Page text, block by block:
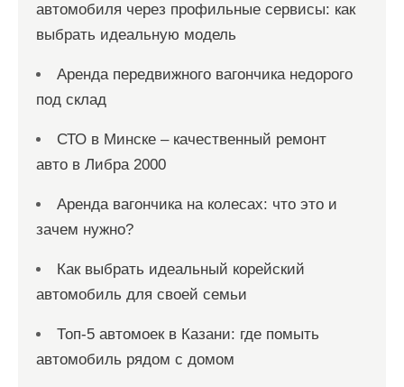
автомобиля через профильные сервисы: как
выбрать идеальную модель
Аренда передвижного вагончика недорого
под склад
СТО в Минске – качественный ремонт
авто в Либра 2000
Аренда вагончика на колесах: что это и
зачем нужно?
Как выбрать идеальный корейский
автомобиль для своей семьи
Топ-5 автомоек в Казани: где помыть
автомобиль рядом с домом